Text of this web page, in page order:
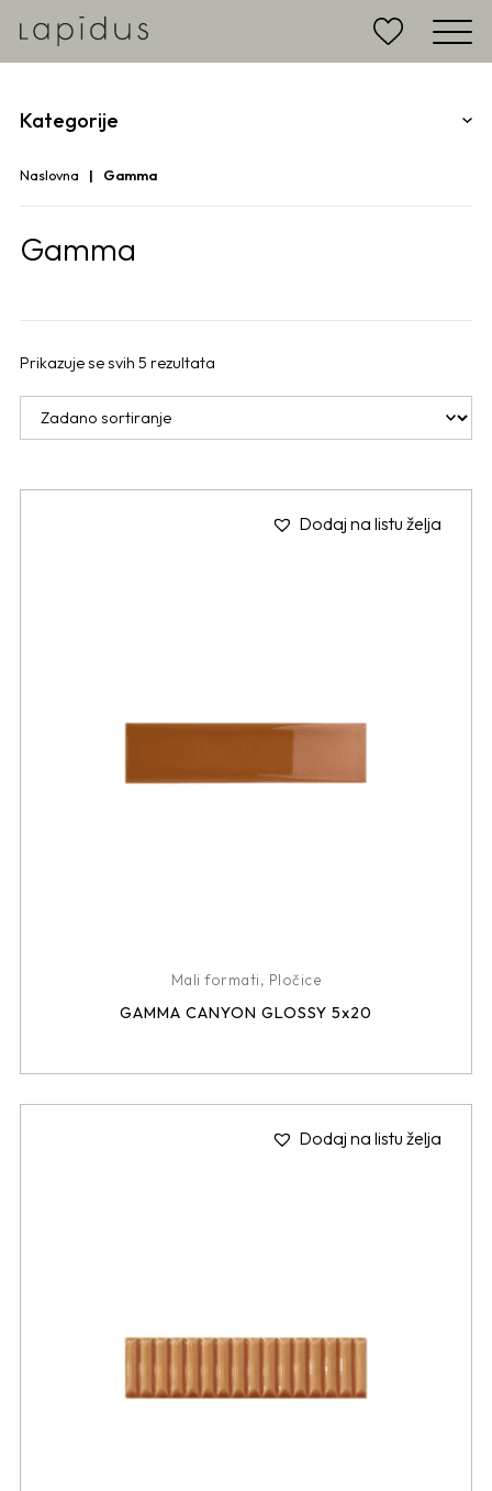
Kategorije
Naslovna Gamma
Gamma
Prikazuje se svih 5 rezultata
Dodaj na listu želja
Mali formati, Pločice
GAMMA CANYON GLOSSY 5x20
Dodaj na listu želja